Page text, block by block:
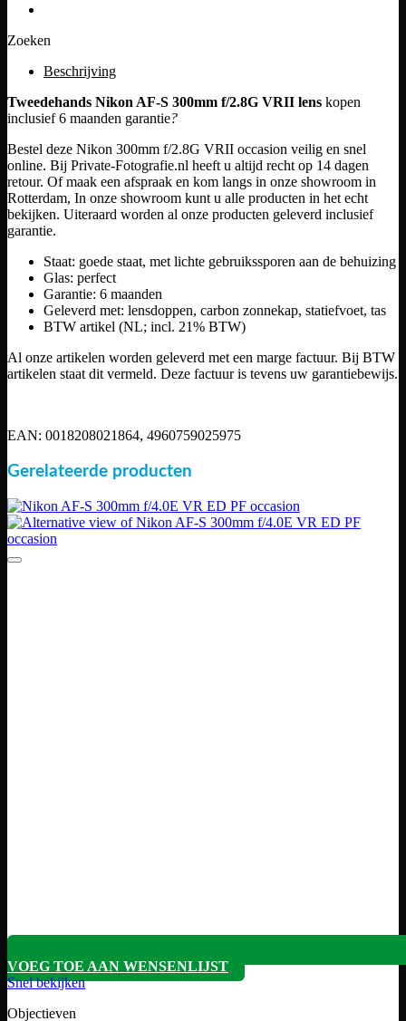
Zoeken
Beschrijving
Tweedehands Nikon AF-S 300mm f/2.8G VRII lens kopen
inclusief 6 maanden garantie?
Bestel deze Nikon 300mm f/2.8G VRII occasion veilig en snel
online. Bij Private-Fotografie.nl heeft u altijd recht op 14 dagen
retour. Of maak een afspraak en kom langs in onze showroom in
Rotterdam, In onze showroom kunt u alle producten in het echt
bekijken. Uiteraard worden al onze producten geleverd inclusief
garantie.
Staat: goede staat, met lichte gebruikssporen aan de behuizing
Glas: perfect
Garantie: 6 maanden
Geleverd met: lensdoppen, carbon zonnekap, statiefvoet, tas
BTW artikel (NL; incl. 21% BTW)
Al onze artikelen worden geleverd met een marge factuur. Bij BTW
artikelen staat dit vermeld. Deze factuur is tevens uw garantiebewijs.
EAN: 0018208021864, 4960759025975
Gerelateerde producten
VOEG TOE AAN WENSENLIJST
Snel bekijken
Objectieven